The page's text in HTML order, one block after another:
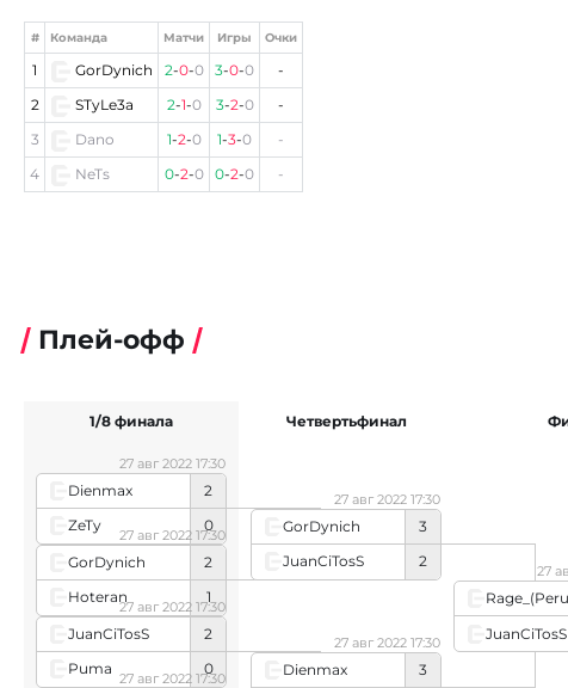
# Команда Матчи Игры Очки
1 GorDynich 2-0-0 3-0-0
-
2
STyLe3a 2-1-0 3-2-0
-
3
Dano 1-2-0 1-3-0
-
4
NeTs 0-2-0 0-2-0 -
Плей-офф
Dienmax
2
ZeTy
0
27 авг 2022 17:30
GorDynich
2
Hoteran
1
27 авг 2022 17:30
JuanCiTosS
2
Puma
0
27 авг 2022 17:30
27 авг 2022 17:30
1/8 финала
GorDynich
3
JuanCiTosS
2
27 авг 2022 17:30
Dienmax
3
27 авг 2022 17:30
Четвертьфинал
JuanCiTosS
27